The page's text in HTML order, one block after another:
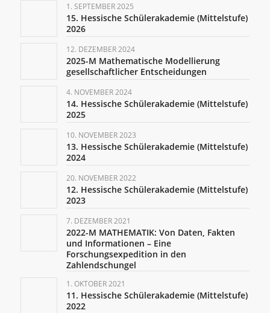
1. SEPTEMBER 2025
15. Hessische Schülerakademie (Mittelstufe)
2026
12. DEZEMBER 2024
2025-M Mathematische Modellierung
gesellschaftlicher Entscheidungen
4. NOVEMBER 2024
14. Hessische Schülerakademie (Mittelstufe)
2025
10. NOVEMBER 2023
13. Hessische Schülerakademie (Mittelstufe)
2024
20. NOVEMBER 2022
12. Hessische Schülerakademie (Mittelstufe)
2023
7. DEZEMBER 2021
2022-M MATHEMATIK: Von Daten, Fakten
und Informationen – Eine
Forschungsexpedition in den
Zahlendschungel
1. OKTOBER 2021
11. Hessische Schülerakademie (Mittelstufe)
2022